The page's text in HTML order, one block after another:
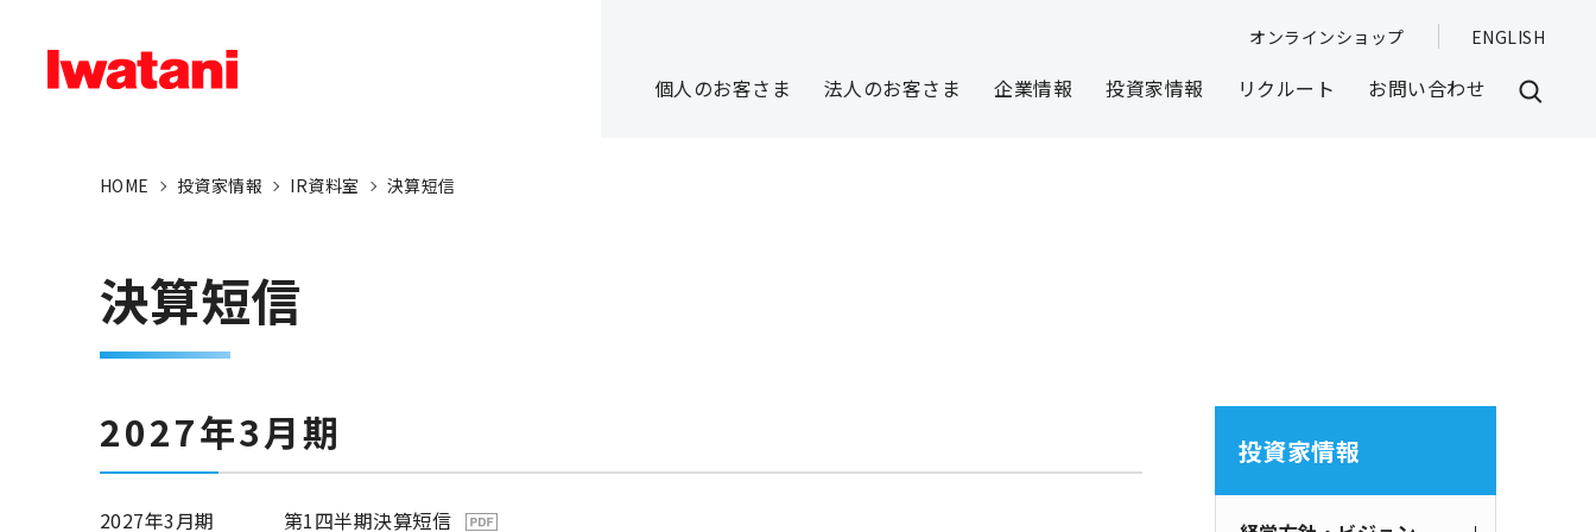
個人のお客さま 法人のお客さま 企業情報 投資家情報 リクルート お問い合わせ
オンラインショップ ENGLISH
HOME 投資家情報 IR資料室 決算短信
決算短信
2027年3月期
2027年3月期 第1四半期決算短信
投資家情報